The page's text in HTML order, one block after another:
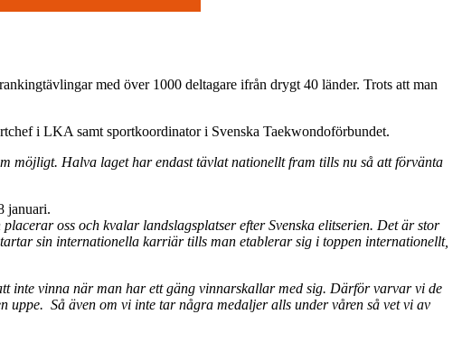
med över 1000 deltagare ifrån drygt 40 länder. Trots att man
i LKA samt sportkoordinator i Svenska Taekwondoförbundet.
möjligt. Halva laget har endast tävlat nationellt fram tills nu så att förvänta
januari.
oss och kvalar landslagsplatser efter Svenska elitserien. Det är stor
sin internationella karriär tills man etablerar sig i toppen internationellt,
inte vinna när man har ett gäng vinnarskallar med sig. Därför varvar vi de
Så även om vi inte tar några medaljer alls under våren så vet vi av